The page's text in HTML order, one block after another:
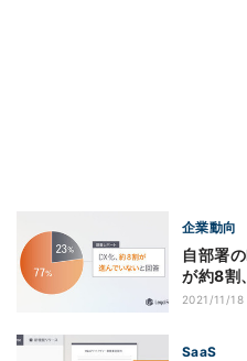
企業動向
自部署
が約8割
2021/11/18
SaaS